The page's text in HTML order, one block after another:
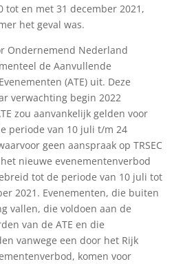
tot en met 31 december 2021,
het geval was.
Ondernemend Nederland
de Aanvullende
(ATE) uit. Deze
verwachting begin 2022
zou aanvankelijk gelden voor
periode van 10 juli t/m 24
geen aanspraak op TRSEC
nieuwe evenementenverbod
tot de periode van 10 juli tot
2021. Evenementen, die buiten
vallen, die voldoen aan de
van de ATE en die
vanwege een door het Rijk
komen voor